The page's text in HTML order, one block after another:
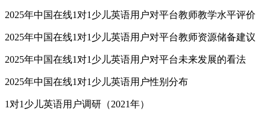
2025年中国在线1对1少儿英语用户对平台教师教学水平评价
2025年中国在线1对1少儿英语用户对平台教师资源储备建议
2025年中国在线1对1少儿英语用户对平台未来发展的看法
2025年中国在线1对1少儿英语用户性别分布
1对1少儿英语用户调研（2021年）